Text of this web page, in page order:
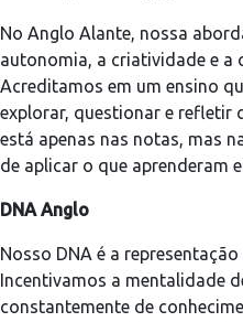
No Anglo Alante, nossa
autonomia, a criatividade e a
Acreditamos em um ensino
explorar, questionar e refletir
está apenas nas notas, mas
de aplicar o que aprenderam
DNA Anglo
Nosso DNA é a
Incentivamos a mentalidade
constantemente de